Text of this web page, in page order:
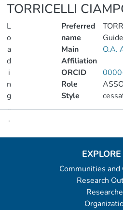
TORRICELLI
L
o
a
d
i
n
g
..
.
Loading...
Preferred
name
Main
Affiliation
O.A.
ORCID
Role
Style
Communities and
Research